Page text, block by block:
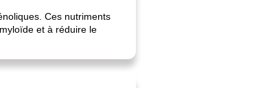
Ces nutriments
et à réduire le